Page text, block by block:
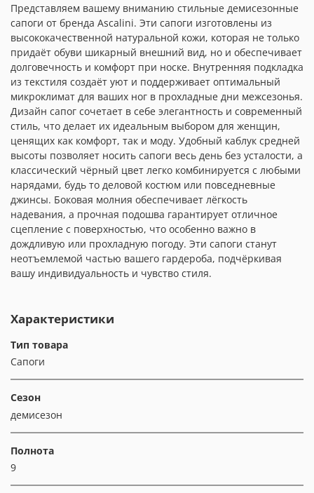
Представляем вашему вниманию стильные демисезонные
сапоги от бренда Ascalini. Эти сапоги изготовлены из
высококачественной натуральной кожи, которая не только
придаёт обуви шикарный внешний вид, но и обеспечивает
долговечность и комфорт при носке. Внутренняя подкладка
из текстиля создаёт уют и поддерживает оптимальный
микроклимат для ваших ног в прохладные дни межсезонья.
Дизайн сапог сочетает в себе элегантность и современный
стиль, что делает их идеальным выбором для женщин,
ценящих как комфорт, так и моду. Удобный каблук средней
высоты позволяет носить сапоги весь день без усталости, а
классический чёрный цвет легко комбинируется с любыми
нарядами, будь то деловой костюм или повседневные
джинсы. Боковая молния обеспечивает лёгкость
надевания, а прочная подошва гарантирует отличное
сцепление с поверхностью, что особенно важно в
дождливую или прохладную погоду. Эти сапоги станут
неотъемлемой частью вашего гардероба, подчёркивая
вашу индивидуальность и чувство стиля.
Характеристики
Тип товара
Сапоги
Сезон
демисезон
Полнота
9